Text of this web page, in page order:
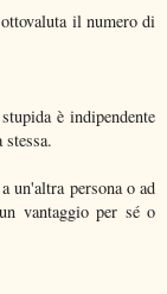
il numero di
è indipendente
un'altra persona o ad
vantaggio per sé o